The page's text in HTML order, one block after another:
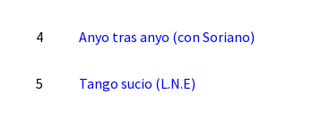
4 Anyo tras anyo (con Soriano)
5 Tango sucio (L.N.E)